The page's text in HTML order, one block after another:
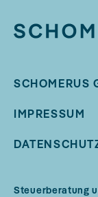
SCHOMERUS
IMPRESSUM
Steuerberatung